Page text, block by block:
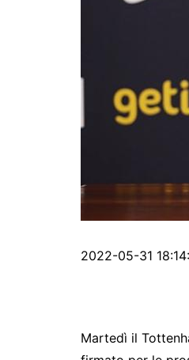
2022-05-31
Martedì il